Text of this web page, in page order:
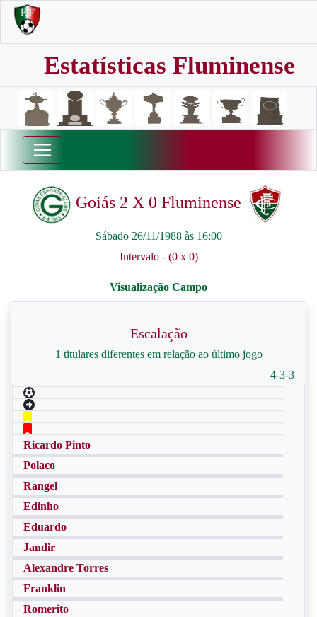
Estatísticas Fluminense
Goiás 2 X 0 Fluminense
Sábado 26/11/1988 às 16:00
Intervalo - (0 x 0)
Escalação
1 titulares diferentes em relação ao último jogo
4-3-3
Ricardo Pinto
Polaco
Rangel
Edinho
Eduardo
Jandir
Alexandre Torres
Franklin
Romerito